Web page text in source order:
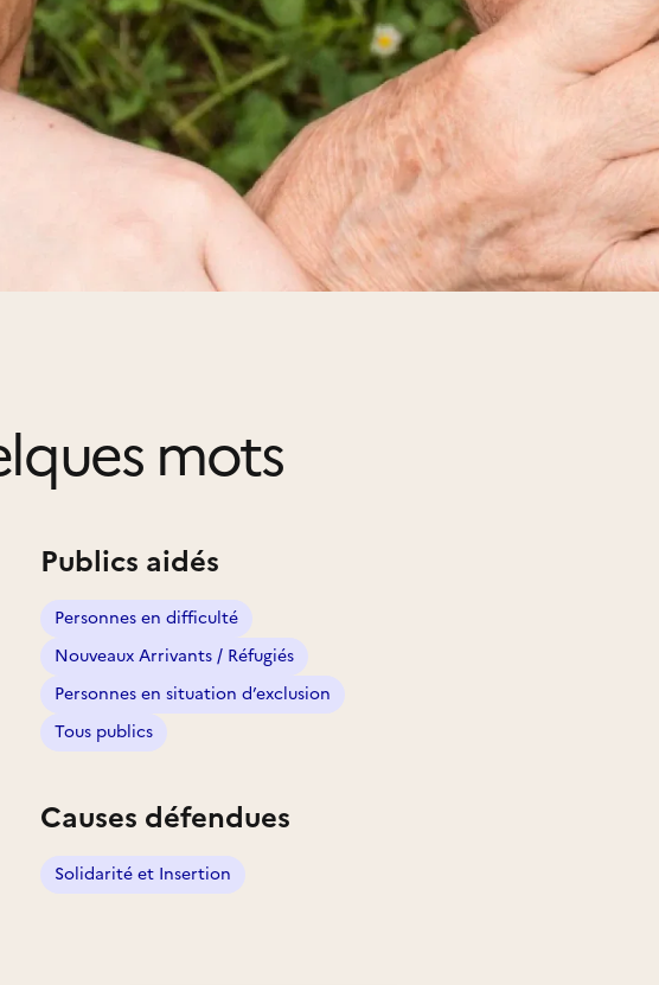
mots
Publics aidés
Personnes en difficulté
Nouveaux Arrivants / Réfugiés
Personnes en situation d’exclusion
Tous publics
Causes défendues
Solidarité et Insertion